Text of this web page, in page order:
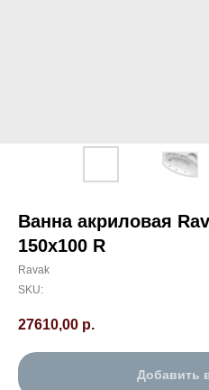
Ванна акриловая
150х100 R
Ravak
SKU:
27610,00 р.
Добавить